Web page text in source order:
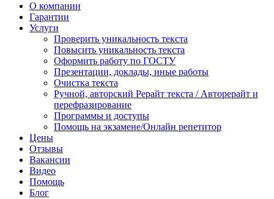
О компании
Гарантии
Услуги
Проверить уникальность текста
Повысить уникальность текста
Оформить работу по ГОСТУ
Презентации, доклады, иные работы
Очистка текста
Ручной, авторский Рерайт текста / Авторерайт и
перефразирование
Программы и доступы
Помощь на экзамене/Онлайн репетитор
Цены
Отзывы
Вакансии
Видео
Помощь
Блог